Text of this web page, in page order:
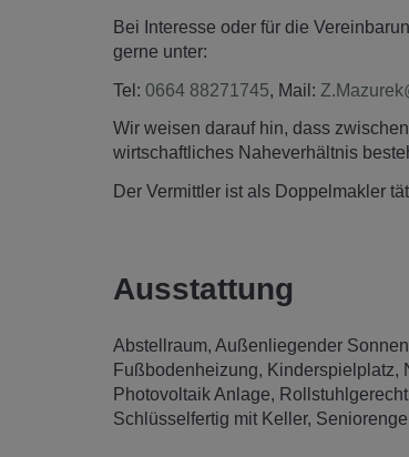
Bei Interesse oder für die
gerne unter:
Tel: 0664 88271745, Mail:
Wir weisen darauf hin, dass
wirtschaftliches Naheverhältnis
Der Vermittler ist als Doppelmakler
Ausstattung
Abstellraum Außenliegender
Fußbodenheizung
Kinderspielplatz
Photovoltaik Anlage
Rollstuhlgerecht
Schlüsselfertig mit Keller